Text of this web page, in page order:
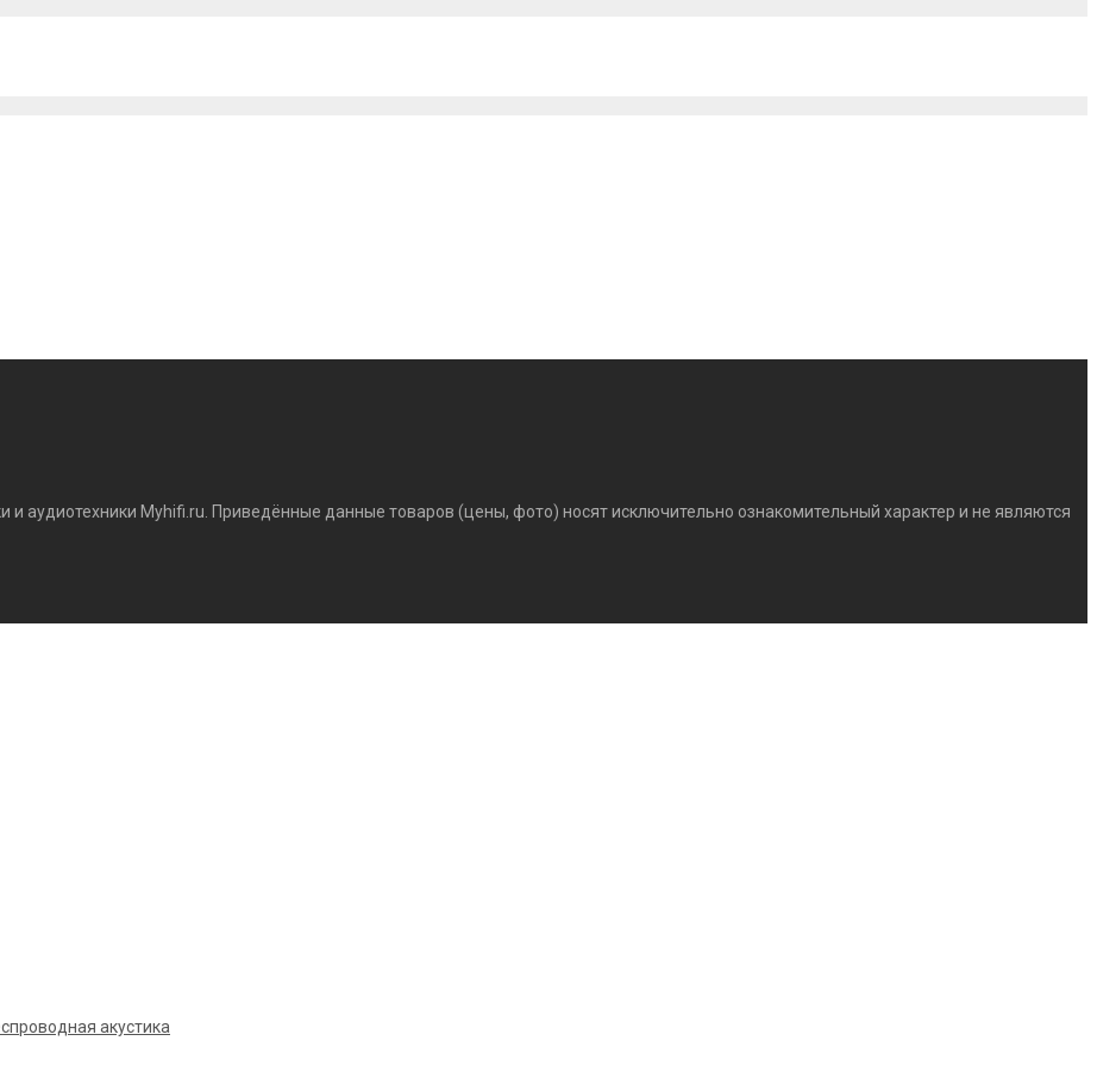
аудиотехники Myhifi.ru. Приведённые данные товаров (цены, фото) носят исключительно ознакомительный характер и не являются
акустика